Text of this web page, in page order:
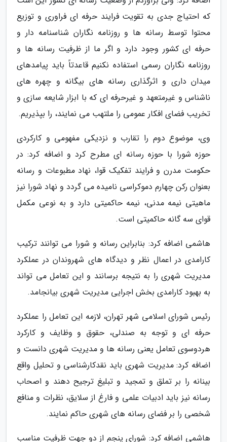
که احتیاج جدی به تقویت فرایند حرفه ای فراوری و توزیع
محتوا توسط رسانه ها و روزنامه نگاران شناسنامه دار و
حرفه ای کشور وجود دارد و اگر ما از ظرفیت رسانه ها و
روزنامه نگاران رسمی استفاده نکنیم قاعدتاً باید پیامدهای
میدان داری و اثرگذاری رسانه های بیگانه و چهره های
ناشناس و غیرمتعهد و غیرحرفه ای که با ابزار شایعه سازی و
تخریب فضای افکار عمومی را ملتهب می نمایند، را بپذیریم.
وی، موضوع دوم را تقارب و نزدیکی مفهومی و کارکردی
حوزه شورا با حوزه رسانه ای مطرح کرد و اضافه کرد: در
حکومت مدرن و فرایند تفکیک قوا، نهاد مطبوعات و رسانه
بعنوان رکن چهارم دموکراسی نامیده می گردد و نهاد شورا نیز
ماهیتی نیمه مدنی، نیمه حاکمیتی دارد و به نوعی مکمل
قوای سه گانه حاکمیتی است.
هاشمی اضافه کرد: بنابراین رسانه و شورا می توانند ترکیب
کارامدی در اعمال نظر و دیدگاه های شهروندان در عملکرد
مدیریت شهری را به نتیجه برسانند و این تعامل می تواند
به بهبود کارامدی بخش اجرایی مدیریت شهری بیانجامد.
رئیس شورای اسلامی شهر تهران، لازمه این تعامل را عملکرد
حرفه ای و توجه به صندلی، حقوق و وظایف و کارکرد
هردوسوی تعامل یعنی رسانه ها و مدیریت شهری دانست و
اضافه کرد: مدیریت شهری باید نقدکارشناسی و تحلیل واقع
بینانه را بر تملق و تمجید و تبلیغ ترجیح دهند و اصحاب
رسانه نیز باید ادبیات علمی و فارغ از سلایق، نظرات و منافع
شخصی را بر فضای رسانه های شهری حاکم نمایند.
هاشمی اضافه کرد: شورای پنجم از دو جهت ظرفیت مناسب